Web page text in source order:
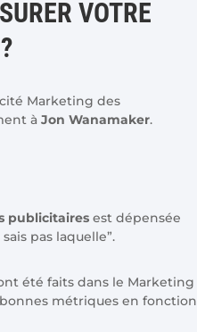
VOTRE
Marketing des
àJon Wanamaker.
publicitaires est dépensée
pas laquelle”.
été faits dans le Marketing
métriques en fonction